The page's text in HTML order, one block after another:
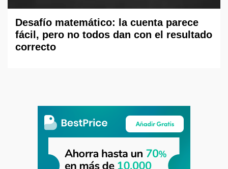
Desafío matemático: la cuenta parece
fácil, pero no todos dan con el resultado
correcto